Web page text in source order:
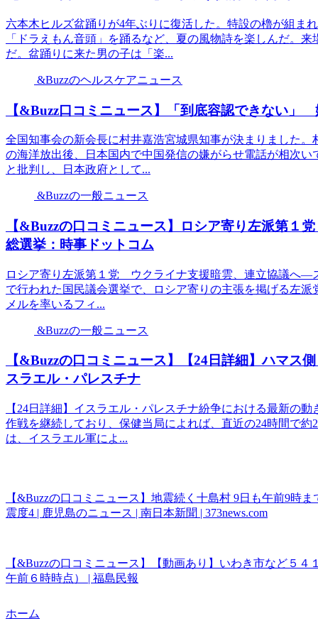
六本木ヒルズ盆踊りが4年ぶりに復活した。特設の櫓が組ま
「ドラえもん音頭」を踊るなど、夏の風物詩を楽しんだ。
だ。盆踊りに来た男の子は「楽...
&Buzzのヘルスケアニュース
【&Buzz口コミニュース】「到底容認できない
全国知事会の新会長に村井嘉浩宮城県知事が決まりました
の海洋放出後、日本国内で中国発信の嫌がらせ電話が相次
と批判し、日本政府として...
&Buzzの一般ニュース
【&Buzzの口コミニュース】ロシア寄り左派第
総選挙：時事ドットコム
ロシア寄り左派第１党 ウクライナ支援暗雲、連立協議へ―
で行われた国民議会選挙で、ロシア寄りの主張を掲げる左
メルを率いるフィ...
&Buzzの一般ニュース
【&Buzzの口コミニュース】【24日詳細】ハマス
スラエル・パレスチナ
【24日詳細】イスラエル・パレスチナ紛争における最新の
作戦を継続しており、保健当局によれば、直近の24時間で
は、イスラエル軍によ...
【&Buzzの口コミニュース】地震続く十島村 9日も午前9
震度4 | 鹿児島のニュース | 南日本新聞 | 373news.com
【&Buzzの口コミニュース】【動画あり】いわき市など
午前６時時点） | 福島民報
ホーム